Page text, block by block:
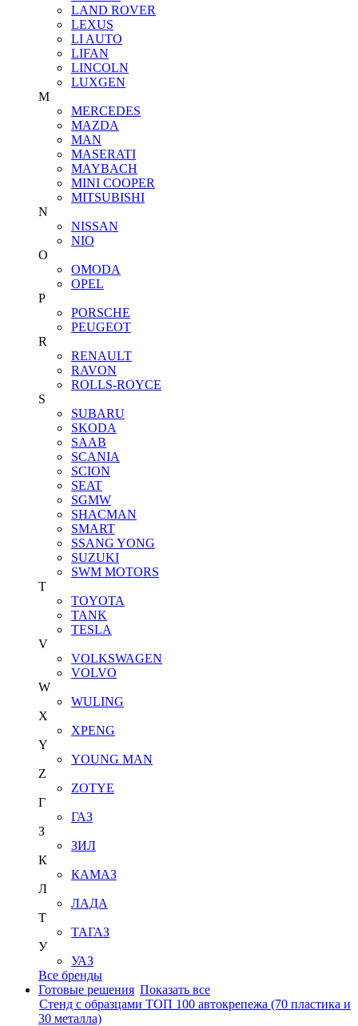
LAND ROVER
LEXUS
LI AUTO
LIFAN
LINCOLN
LUXGEN
M
MERCEDES
MAZDA
MAN
MASERATI
MAYBACH
MINI COOPER
MITSUBISHI
N
NISSAN
NIO
O
OMODA
OPEL
P
PORSCHE
PEUGEOT
R
RENAULT
RAVON
ROLLS-ROYCE
S
SUBARU
SKODA
SAAB
SCANIA
SCION
SEAT
SGMW
SHACMAN
SMART
SSANG YONG
SUZUKI
SWM MOTORS
T
TOYOTA
TANK
TESLA
V
VOLKSWAGEN
VOLVO
W
WULING
X
XPENG
Y
YOUNG MAN
Z
ZOTYE
Г
ГАЗ
З
ЗИЛ
К
КАМАЗ
Л
ЛАДА
Т
ТАГАЗ
У
УАЗ
Все бренды
Готовые решения Показать все
Стенд с образцами ТОП 100 автокрепежа (70 пластика и
30 металла)